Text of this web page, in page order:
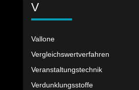
V
Vallone
Vergleichswertverfahren
Veranstaltungstechnik
Verdunklungsstoffe